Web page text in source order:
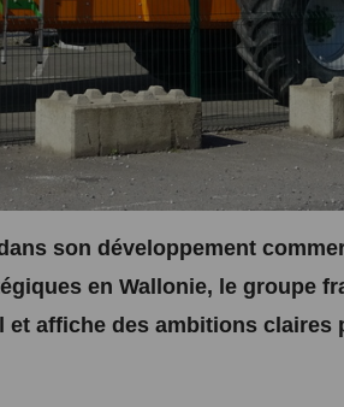
son développement
en Wallonie, le groupe
affiche des ambitions claires